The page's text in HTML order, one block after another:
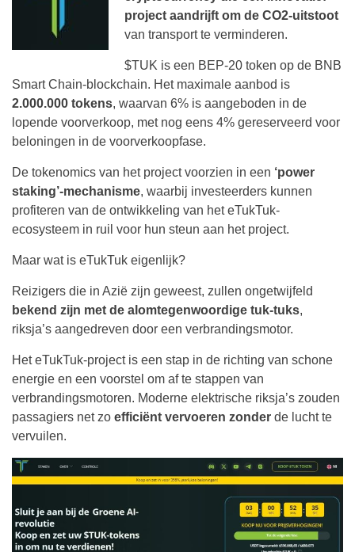
project aandrijft om de CO2-uitstoot
van transport te verminderen.
$TUK is een BEP-20 token op de BNB
Smart Chain-blockchain. Het maximale aanbod is
2.000.000 tokens, waarvan 6% is aangeboden in de
lopende voorverkoop, met nog eens 4% gereserveerd voor
beloningen in de voorverkoopfase.
De tokenomics van het project voorzien in een ‘power
staking’-mechanisme, waarbij investeerders kunnen
profiteren van de ontwikkeling van het eTukTuk-
ecosysteem in ruil voor hun steun aan het project.
Maar wat is eTukTuk eigenlijk?
Reizigers die in Azië zijn geweest, zullen ongetwijfeld
bekend zijn met de alomtegenwoordige tuk-tuks,
riksja’s aangedreven door een verbrandingsmotor.
Het eTukTuk-project is een stap in de richting van schone
energie en een voorstel om af te stappen van
verbrandingsmotoren. Moderne elektrische riksja’s zouden
passagiers net zo efficiënt vervoeren zonder de lucht te
vervuilen.